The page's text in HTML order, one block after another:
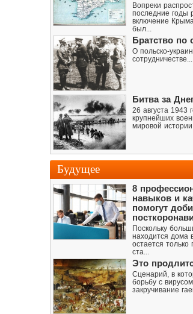
Вопреки
последние годы
включение
был...
Братство по
О польско-
Битва за
26 августа 1943
крупнейших
мировой
Будущее
8
навыков и
помогут
Поскольку
находится дома
остается только
ста...
Это
Сценарий, в
борьбу с
закручивание